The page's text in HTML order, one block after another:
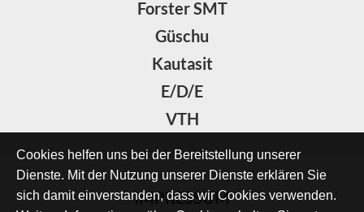
Forster SMT
Güschu
Kautasit
E/D/E
VTH
IMPRESSUM
Cookies helfen uns bei der Bereitstellung unserer
Dienste. Mit der Nutzung unserer Dienste erklären Sie
sich damit einverstanden, dass wir Cookies verwenden.